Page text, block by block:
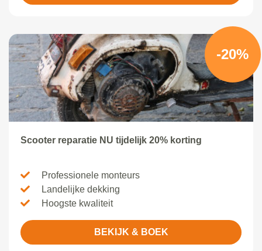
-20%
Scooter reparatie NU tijdelijk 20% korting
Professionele monteurs
Landelijke dekking
Hoogste kwaliteit
BEKIJK & BOEK